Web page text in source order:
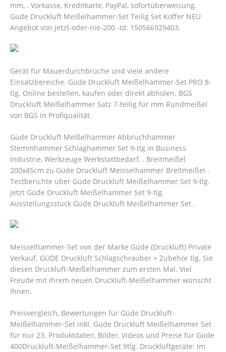
mm, . Vorkasse, Kreditkarte, PayPal, sofortüberweisung.
Güde Druckluft Meißelhammer-Set Teilig Set Koffer NEU
Angebot von jetzt-oder-nie-200 -Id: 150566929403.
Gerät für Mauerdurchbrüche und viele andere
Einsatzbereiche. Güde Druckluft Meißelhammer-Set PRO 8-
tlg. Online bestellen, kaufen oder direkt abholen. BGS
Druckluft Meißelhammer Satz 7-teilig für mm Rundmeißel
von BGS in Profiqualität.
Güde Druckluft Meißelhammer Abbruchhammer
Stemmhammer Schlaghammer Set 9-tlg in Business
Industrie, Werkzeuge Werkstattbedarf, . Breitmeißel
200x45cm zu Güde Druckluft Meisselhammer Breitmeißel .
Testberichte über Güde Druckluft Meißelhammer Set 9-tlg.
Jetzt Güde Druckluft Meißelhammer Set 9-tlg.
Ausstellungsstück Güde Druckluft Meißelhammer Set .
Meisselham​mer-Set von der Marke Güde (Druckluft) Private
Verkauf. GÜDE Druckluft Schlagschrauber + Zubehör tlg. Sie
diesen Druckluft-Meißelhammer zum ersten Mal. Viel
Freude mit Ihrem neuen Druckluft-Meißelhammer wünscht
Ihnen.
Preisvergleich, Bewertungen für Güde Druckluft-
Meißelhammer-Set inkl. Güde Druckluft Meißelhammer Set
für nur 23. Produktdaten, Bilder, Videos und Preise für Güde
400Druckluft-Meißelhammer-Set 9tlg. Druckluftgeräte: Im